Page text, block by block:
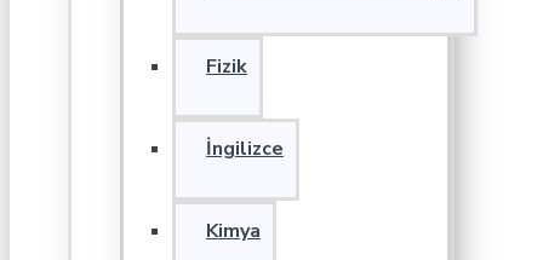
Fizik
İngilizce
Kimya